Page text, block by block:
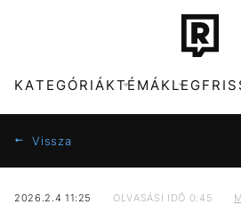
KATEGÓRIÁKTÉMÁK
Vissza
2026.2.4 11:25 OLVASÁSI IDŐ 0:45